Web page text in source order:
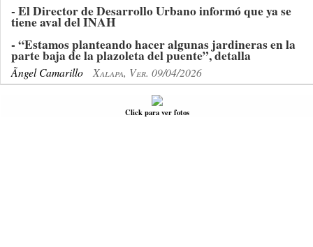
- El Director de Desarrollo Urbano informó que ya se
tiene aval del INAH
- “Estamos planteando hacer algunas jardineras en la
parte baja de la plazoleta del puente”, detalla
Ãngel Camarillo Xalapa, Ver. 09/04/2026
Click para ver fotos